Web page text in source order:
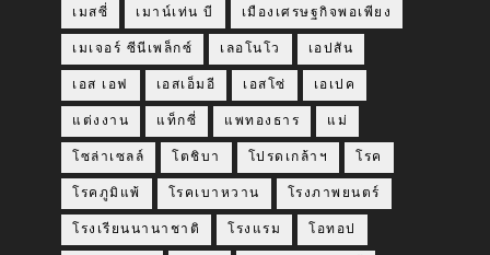
เมสซี่ เมาน์เท่น บี เมืองเศรษฐกิจพอเพียง
เมเจอร์ ซีนีเพล็กซ์ เลอโนโว เอปสัน
เอส เอฟ เอสเอ็มอี เอสโซ่ เอเปค
แต่งงาน แท็กซี่ แพทองธาร แม่
โซล่าเซลล์ โตชิบา โปรดเกล้าฯ โรค
โรคภูมิแพ้ โรคเบาหวาน โรงภาพยนตร์
โรงเรียนนานาชาติ โรงแรม โอทอป